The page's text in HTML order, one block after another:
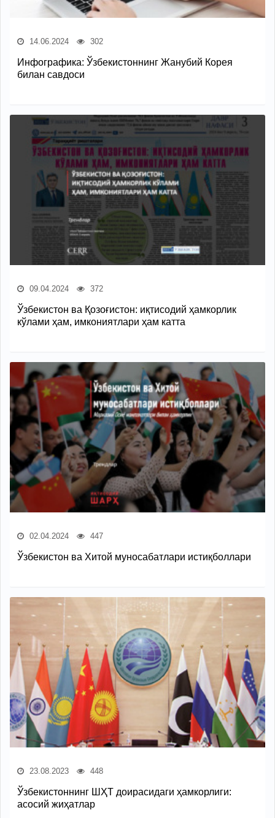
14.06.2024 302
Инфографика: Ўзбекистоннинг Жанубий Корея
билан савдоси
09.04.2024 372
Ўзбекистон ва Қозоғистон: иқтисодий ҳамкорлик
кўлами ҳам, имкониятлари ҳам катта
02.04.2024 447
Ўзбекистон ва Хитой муносабатлари истиқболлари
23.08.2023 448
Ўзбекистоннинг ШҲТ доирасидаги ҳамкорлиги:
асосий жиҳатлар